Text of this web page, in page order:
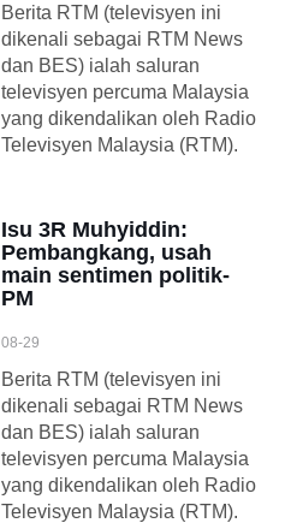
Berita RTM (televisyen ini
dikenali sebagai RTM News
dan BES) ialah saluran
televisyen percuma Malaysia
yang dikendalikan oleh Radio
Televisyen Malaysia (RTM).
Isu 3R Muhyiddin:
Pembangkang, usah
main sentimen politik-
PM
08-29
Berita RTM (televisyen ini
dikenali sebagai RTM News
dan BES) ialah saluran
televisyen percuma Malaysia
yang dikendalikan oleh Radio
Televisyen Malaysia (RTM).